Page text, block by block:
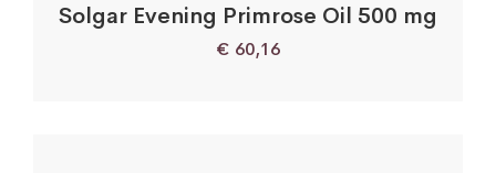
Solgar Evening Primrose Oil 500 mg
€ 60,16